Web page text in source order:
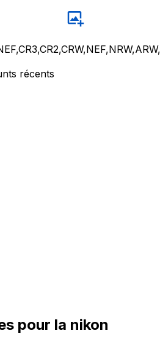
récents
pour la nikon